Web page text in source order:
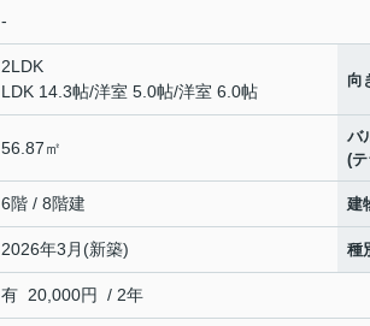
-
2LDK
LDK 14.3帖/洋室 5.0帖/洋室 6.0帖
向
56.87㎡
バ
(
6階 / 8階建 建
2026年3月(新築) 種
有 20,000円 / 2年